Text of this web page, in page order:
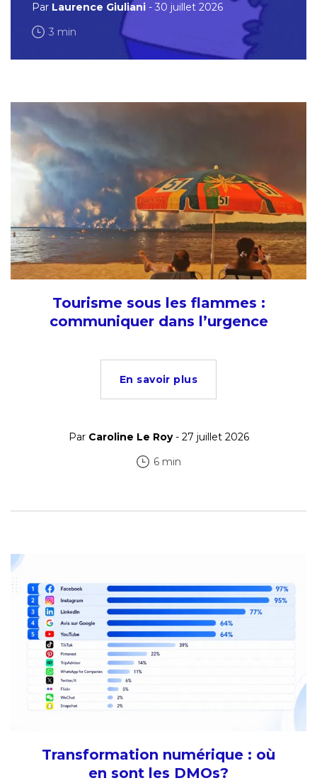
Par Laurence Giuliani - 30 juillet 2026
3 min
Tourisme sous les flammes :
communiquer dans l’urgence
En savoir plus
Par Caroline Le Roy- 27 juillet 2026
6 min
Transformation numérique : où
en sont les DMOs?